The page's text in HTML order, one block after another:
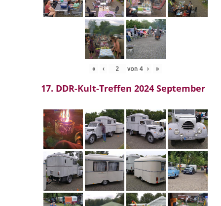
« ‹ von 4 › »
17. DDR-Kult-Treffen 2024 September